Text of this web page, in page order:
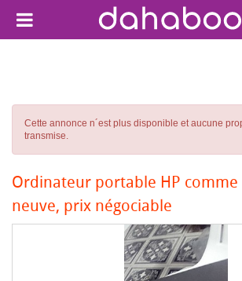
Cette annonce n´est plus disponible et aucune
transmise.
Ordinateur portable HP
neuve, prix négociable